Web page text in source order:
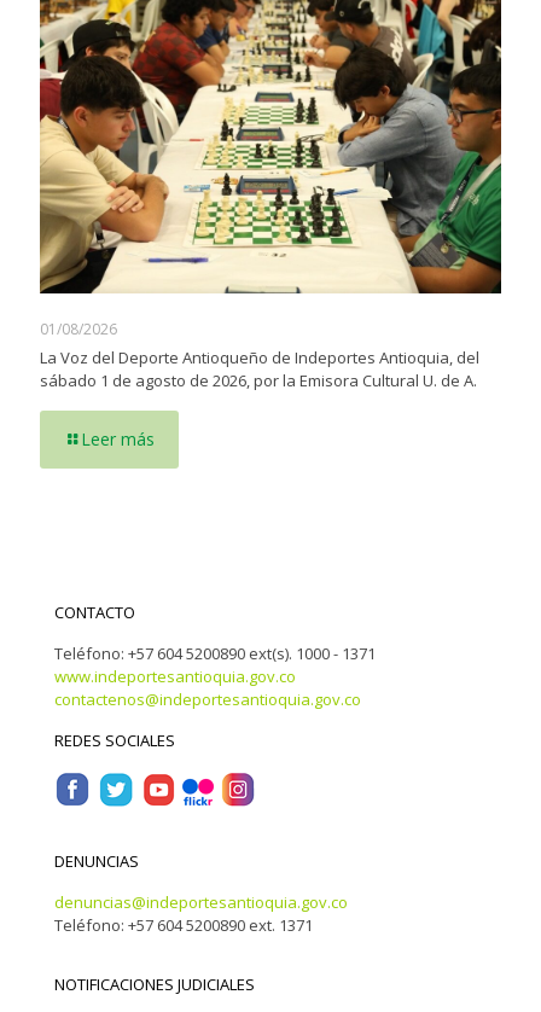
01/08/2026
La Voz del Deporte Antioqueño de Indeportes Antioquia, del
sábado 1 de agosto de 2026, por la Emisora Cultural U. de A.
Leer más
CONTACTO
Teléfono: +57 604 5200890 ext(s). 1000 - 1371
www.indeportesantioquia.gov.co
contactenos@indeportesantioquia.gov.co
REDES SOCIALES
DENUNCIAS
denuncias@indeportesantioquia.gov.co
Teléfono: +57 604 5200890 ext. 1371
NOTIFICACIONES JUDICIALES